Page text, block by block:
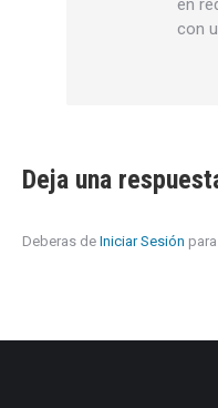
en
con
Deja una
Deberas de Iniciar Sesión